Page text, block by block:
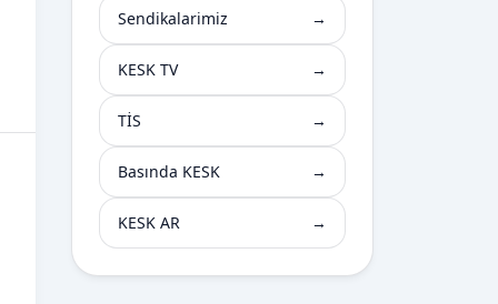
Sendikalarimiz →
KESK TV →
TİS →
Basında KESK →
KESK AR →